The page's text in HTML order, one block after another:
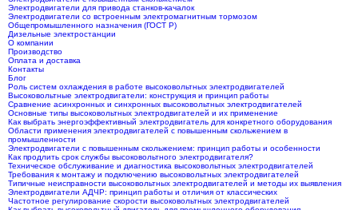
Электродвигатели для привода станков-качалок
Электродвигатели со встроенным электромагнитным тормозом
Общепромышленного назначения (ГОСТ Р)
Дизельные электростанции
О компании
Производство
Оплата и доставка
Контакты
Блог
Роль систем охлаждения в работе высоковольтных электродвигателей
Высоковольтные электродвигатели: конструкция и принцип работы
Сравнение асинхронных и синхронных высоковольтных электродвигателей
Основные типы высоковольтных электродвигателей и их применение
Как выбрать энергоэффективный электродвигатель для конкретного оборудования
Области применения электродвигателей с повышенным скольжением в
промышленности
Электродвигатели с повышенным скольжением: принцип работы и особенности
Как продлить срок службы высоковольтного электродвигателя?
Техническое обслуживание и диагностика высоковольтных электродвигателей
Требования к монтажу и подключению высоковольтных электродвигателей
Типичные неисправности высоковольтных электродвигателей и методы их выявления
Электродвигатели АДЧР: принцип работы и отличия от классических
Частотное регулирование скорости высоковольтных электродвигателей